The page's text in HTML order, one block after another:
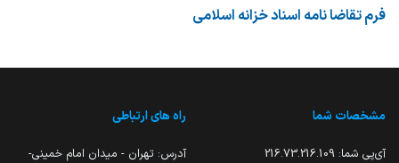
فرم تقاضا نامه اسناد خزانه اسلامی
مشخصات شما
آی‌پی شما: 216.73.216.109
راه های ارتباطی
آدرس: تهران - میدان امام خمینی-